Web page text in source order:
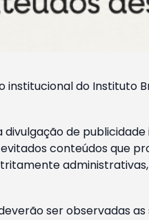
institucional do
de
conteúdos que
ser observadas